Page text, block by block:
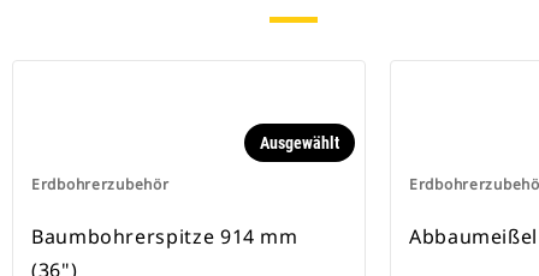
Erdbohrerzubehör
Ausgewählt
Baumbohrerspitze 914 mm
(36")